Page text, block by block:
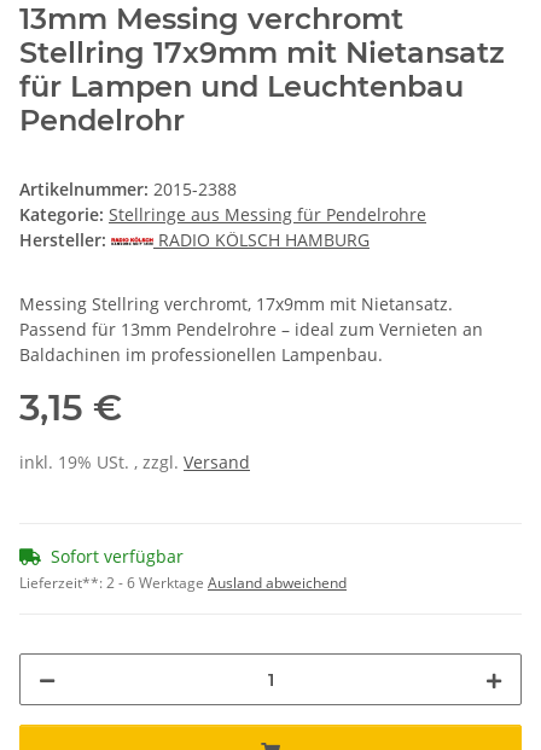
13mm Messing verchromt
Stellring 17x9mm mit Nietansatz
für Lampen und Leuchtenbau
Pendelrohr
Artikelnummer: 2015-2388
Kategorie: Stellringe aus Messing für Pendelrohre
Hersteller:
RADIO KÖLSCH HAMBURG
Messing Stellring verchromt, 17x9mm mit Nietansatz.
Passend für 13mm Pendelrohre – ideal zum Vernieten an
Baldachinen im professionellen Lampenbau.
3,15 €
inkl. 19% USt. , zzgl. Versand
Sofort verfügbar
Lieferzeit**:2 - 6 Werktage Ausland abweichend